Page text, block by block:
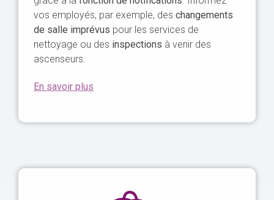
vos employés, par exemple, des changements
de salle imprévus pour les services de
nettoyage ou des inspections à venir des
ascenseurs.
En savoir plus